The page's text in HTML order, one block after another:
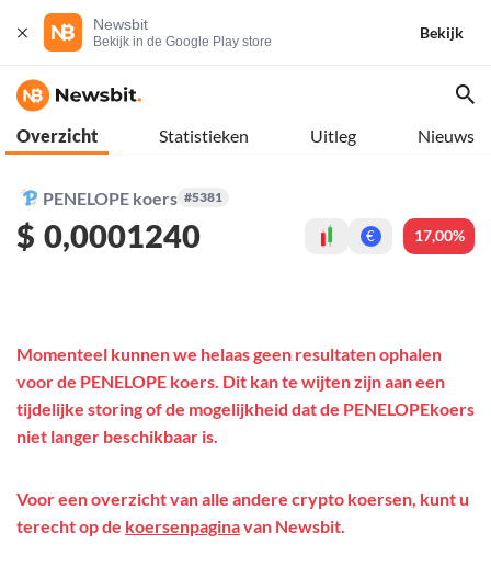
Newsbit
Bekijk in de Google Play store
Bekijk
Overzicht Statistieken Uitleg Nieuws
PENELOPE koers #5381
$ 0,0001240 € 17,00%
Momenteel kunnen we helaas geen resultaten ophalen
voor de PENELOPE koers. Dit kan te wijten zijn aan een
tijdelijke storing of de mogelijkheid dat de PENELOPEkoers
niet langer beschikbaar is.
Voor een overzicht van alle andere crypto koersen, kunt u
terecht op de koersenpaginavan Newsbit.